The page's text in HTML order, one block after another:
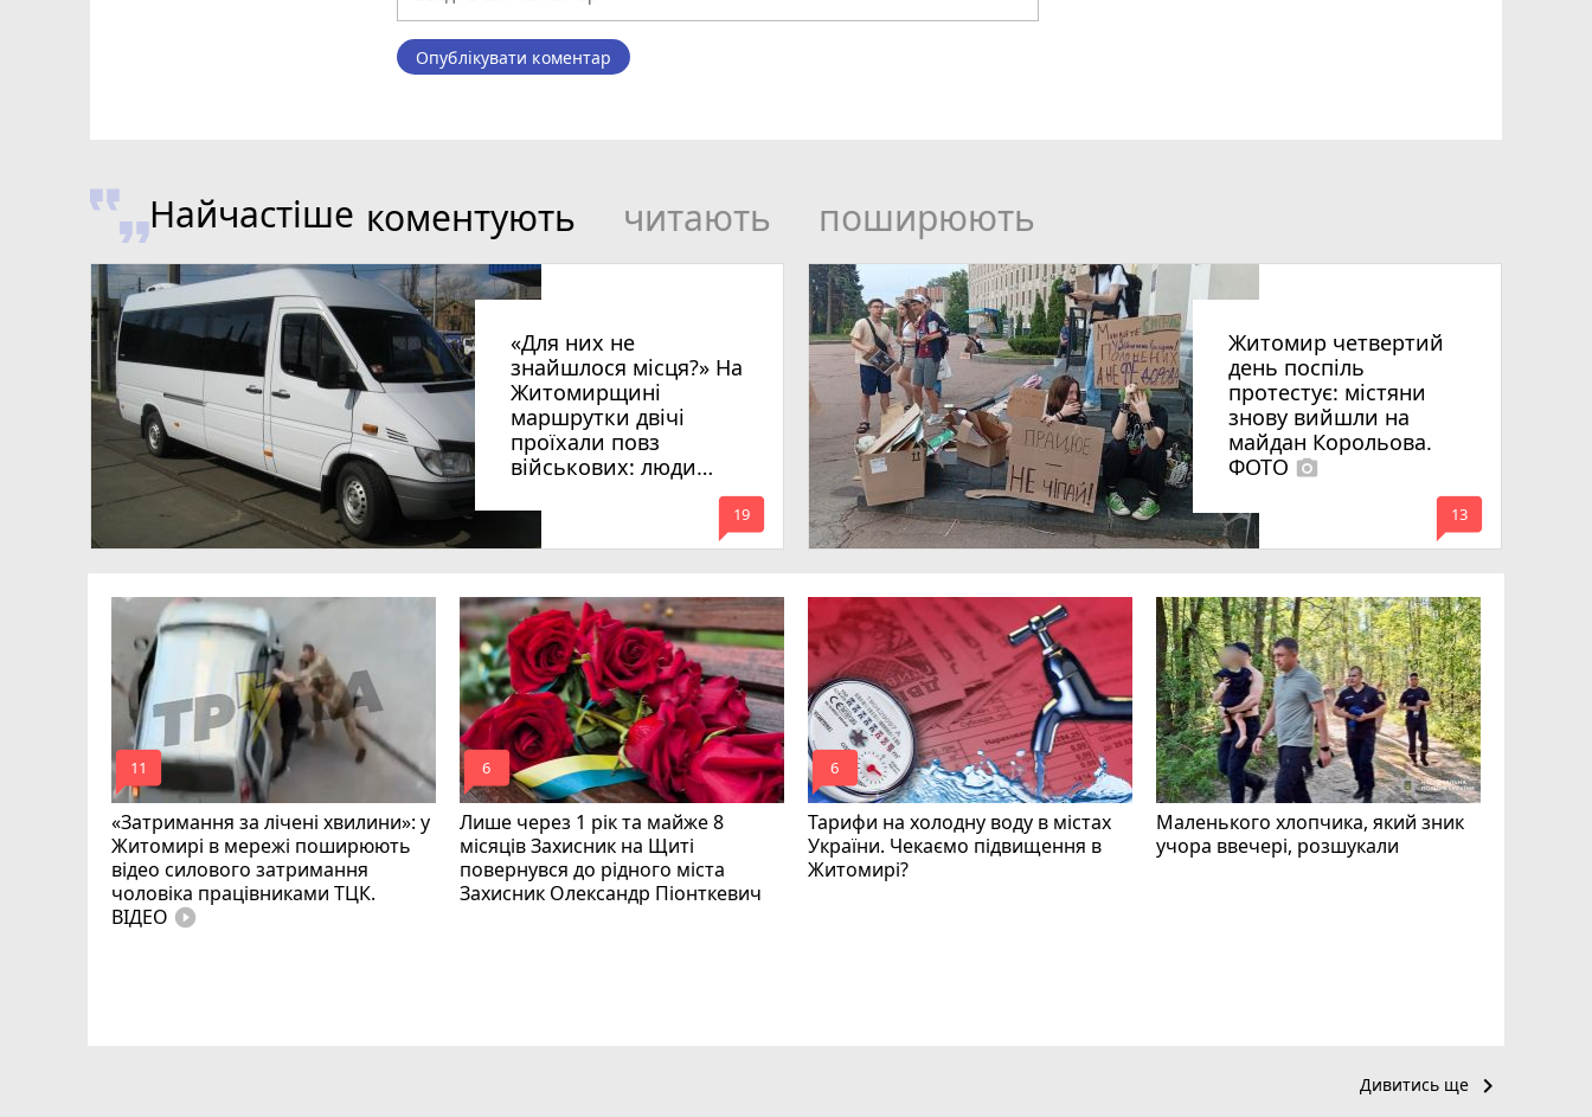
Опублікувати коментар
Найчастіше коментують читають поширюють
«Для них не
знайшлося місця?» На
Житомирщині
маршрутки двічі
проїхали повз
військових: люди
вимагають покарати
винних
mode_comment
19
Житомир четвертий
день поспіль
протестує: містяни
знову вийшли на
майдан Корольова.
ФОТО photo_camera
mode_comment
13
«Затримання за лічені хвилини»: у
Житомирі в мережі поширюють
відео силового затримання
чоловіка працівниками ТЦК.
ВІДЕО play_circle_filled
mode_comment
11
Лише через 1 рік та майже 8
місяців Захисник на Щиті
повернувся до рідного міста
Захисник Олександр Піонткевич
mode_comment
6
Тарифи на холодну воду в містах
України. Чекаємо підвищення в
Житомирі?
mode_comment
6
Маленького хлопчика, який зник
учора ввечері, розшукали
Дивитись ще keyboard_arrow_right